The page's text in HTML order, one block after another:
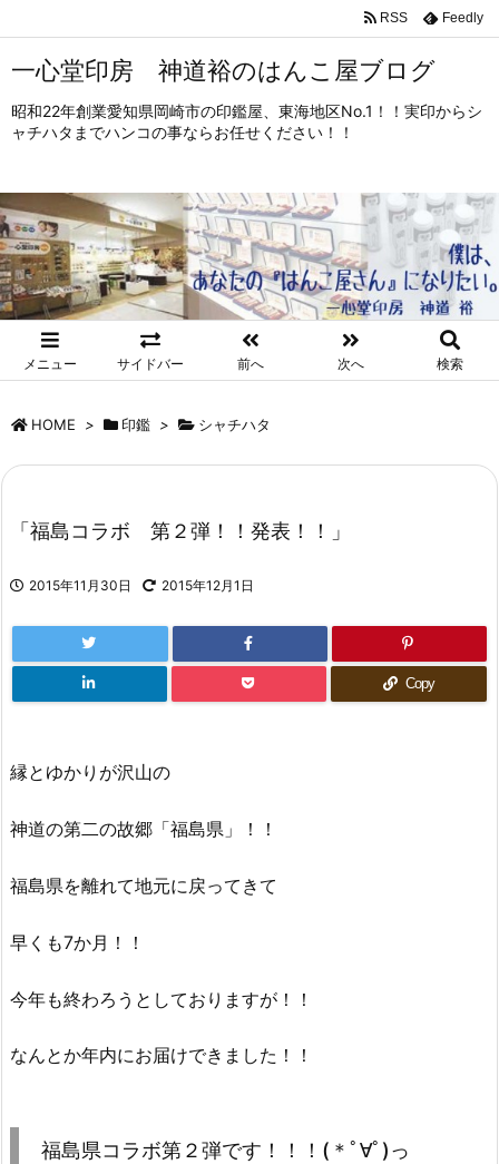
一心堂印房 神道裕のはんこ屋ブログ
昭和22年創業愛知県岡崎市の印鑑屋、東海地区No.1！！実印からシ
ャチハタまでハンコの事ならお任せください！！
メニュー サイドバー 前へ 次へ 検索
RSS Feedly
HOME > 印鑑 > シャチハタ
「福島コラボ 第２弾！！発表！！」
2015年11月30日 2015年12月1日
Copy
縁とゆかりが沢山の
神道の第二の故郷「福島県」！！
福島県を離れて地元に戻ってきて
早くも7か月！！
今年も終わろうとしておりますが！！
なんとか年内にお届けできました！！
福島県コラボ第２弾です！！！(＊ﾟ∀ﾟ)っ